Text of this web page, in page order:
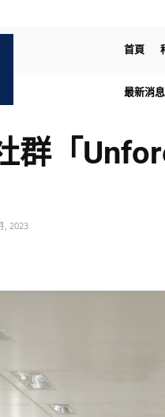
首頁
最新消息
群「
, 2023